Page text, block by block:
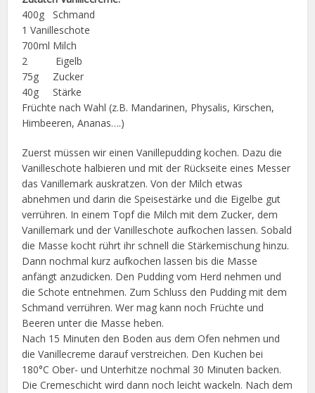
400g Schmand
1 Vanilleschote
700ml Milch
2 Eigelb
75g Zucker
40g Stärke
Früchte nach Wahl (z.B. Mandarinen, Physalis, Kirschen,
Himbeeren, Ananas….)
Zuerst müssen wir einen Vanillepudding kochen. Dazu die
Vanilleschote halbieren und mit der Rückseite eines Messer
das Vanillemark auskratzen. Von der Milch etwas
abnehmen und darin die Speisestärke und die Eigelbe gut
verrühren. In einem Topf die Milch mit dem Zucker, dem
Vanillemark und der Vanilleschote aufkochen lassen. Sobald
die Masse kocht rührt ihr schnell die Stärkemischung hinzu.
Dann nochmal kurz aufkochen lassen bis die Masse
anfängt anzudicken. Den Pudding vom Herd nehmen und
die Schote entnehmen. Zum Schluss den Pudding mit dem
Schmand verrühren. Wer mag kann noch Früchte und
Beeren unter die Masse heben.
Nach 15 Minuten den Boden aus dem Ofen nehmen und
die Vanillecreme darauf verstreichen. Den Kuchen bei
180°C Ober- und Unterhitze nochmal 30 Minuten backen.
Die Cremeschicht wird dann noch leicht wackeln. Nach dem